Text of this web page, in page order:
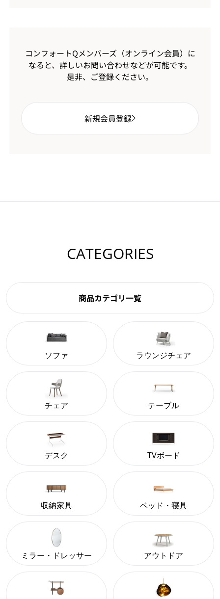
コンフォートQメンバーズ（オンライン会員）に
なると、 詳しいお問い合わせなどが可能です。
是非、ご登録ください。
新規会員登録
CATEGORIES
商品カテゴリ一覧
ソファ ラウンジチェア
チェア テーブル
デスク TVボード
収納家具 ベッド・寝具
ミラー・ドレッサー アウトドア